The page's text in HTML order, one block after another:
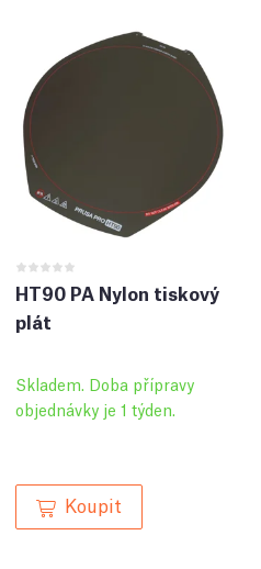
HT90 PA Nylon tiskový
plát
Skladem. Doba přípravy
objednávky je 1 týden.
Koupit